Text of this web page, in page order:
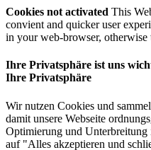
Cookies not activated This
convient and quicker user
in your web-browser,
Ihre Privatsphäre ist uns
Ihre Privatsphäre
Wir nutzen Cookies und
damit unsere Webseite
Optimierung und
auf "Alles akzeptieren und